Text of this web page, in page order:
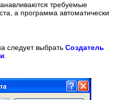
требуемые
а программа автоматически
следует выбратьСоздатель